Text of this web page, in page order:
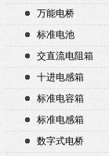
万能电桥
标准电池
交直流电阻箱
十进电感箱
标准电容箱
标准电感箱
数字式电桥